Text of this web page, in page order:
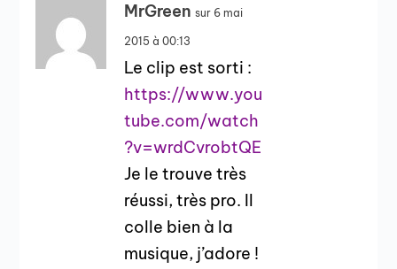
MrGreen sur 6 mai
2015 à 00:13
Le clip est sorti :
https://www.you
tube.com/watch
?v=wrdCvrobtQE
Je le trouve très
réussi, très pro. Il
colle bien à la
musique, j’adore !